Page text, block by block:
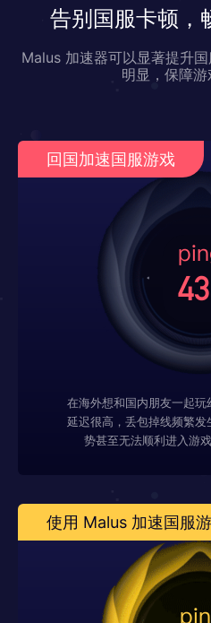
告别国服卡顿，
Malus 加速器可以显著提升
明显，保障
回国加速国服游戏
在海外想和国内朋友一起
延迟很高，丢包掉线频繁
势甚至无法顺利进入游
使用 Malus 加速国服